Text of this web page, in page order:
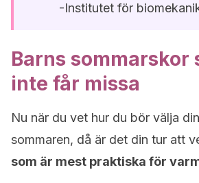
-Institutet för
Barns sommarskor
inte får missa
Nu när du vet hur du bör välja
sommaren, då är det din tur att
som är mest praktiska för